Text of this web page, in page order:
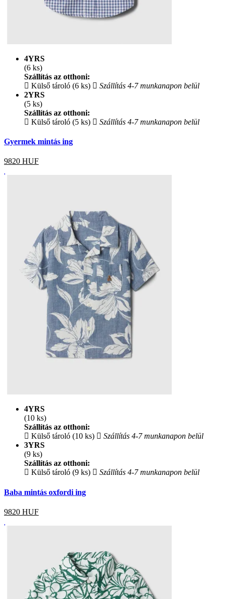
4YRS
(6 ks)
Szállítás az otthoni:
Külső tároló (6 ks)
Szállítás 4-7 munkanapon belül
2YRS
(5 ks)
Szállítás az otthoni:
Külső tároló (5 ks)
Szállítás 4-7 munkanapon belül
Gyermek mintás ing
9820 HUF
4YRS
(10 ks)
Szállítás az otthoni:
Külső tároló (10 ks)
Szállítás 4-7 munkanapon belül
3YRS
(9 ks)
Szállítás az otthoni:
Külső tároló (9 ks)
Szállítás 4-7 munkanapon belül
Baba mintás oxfordi ing
9820 HUF